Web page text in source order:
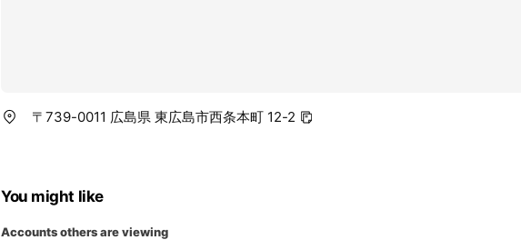
〒739-0011 広島県 東広島市西条本町 12-2
You might like
Accounts others are viewing